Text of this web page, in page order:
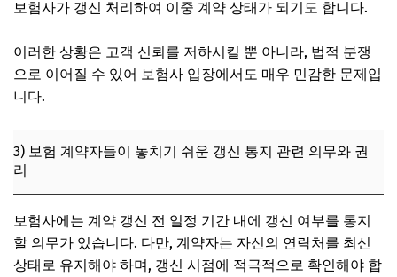
보험사가 갱신 처리하여 이중 계약 상태가 되기도 합니다.
이러한 상황은 고객 신뢰를 저하시킬 뿐 아니라, 법적 분쟁
으로 이어질 수 있어 보험사 입장에서도 매우 민감한 문제입
니다.
3) 보험 계약자들이 놓치기 쉬운 갱신 통지 관련 의무와 권
리
보험사에는 계약 갱신 전 일정 기간 내에 갱신 여부를 통지
할 의무가 있습니다. 다만, 계약자는 자신의 연락처를 최신
상태로 유지해야 하며, 갱신 시점에 적극적으로 확인해야 합